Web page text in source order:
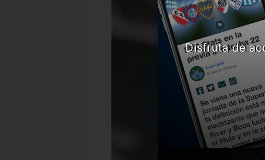
Disfruta de